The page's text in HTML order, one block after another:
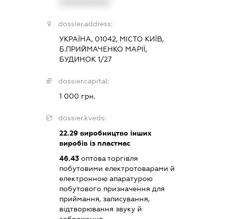
dossier.address:
УКРАЇНА, 01042, МІСТО КИЇВ,
Б.ПРИЙМАЧЕНКО МАРІЇ,
БУДИНОК 1/27
dossier.capital:
1 000 грн.
dossier.kveds:
22.29 виробництво інших
виробів із пластмас
46.43 оптова торгівля
побутовими електротоварами й
електронною апаратурою
побутового призначення для
приймання, записування,
відтворювання звуку й